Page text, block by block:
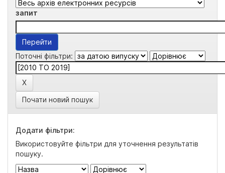
запит
Поточні фільтри:
Почати новий пошук
Додати фільтри:
Використовуйте фільтри для уточнення результатів
пошуку.